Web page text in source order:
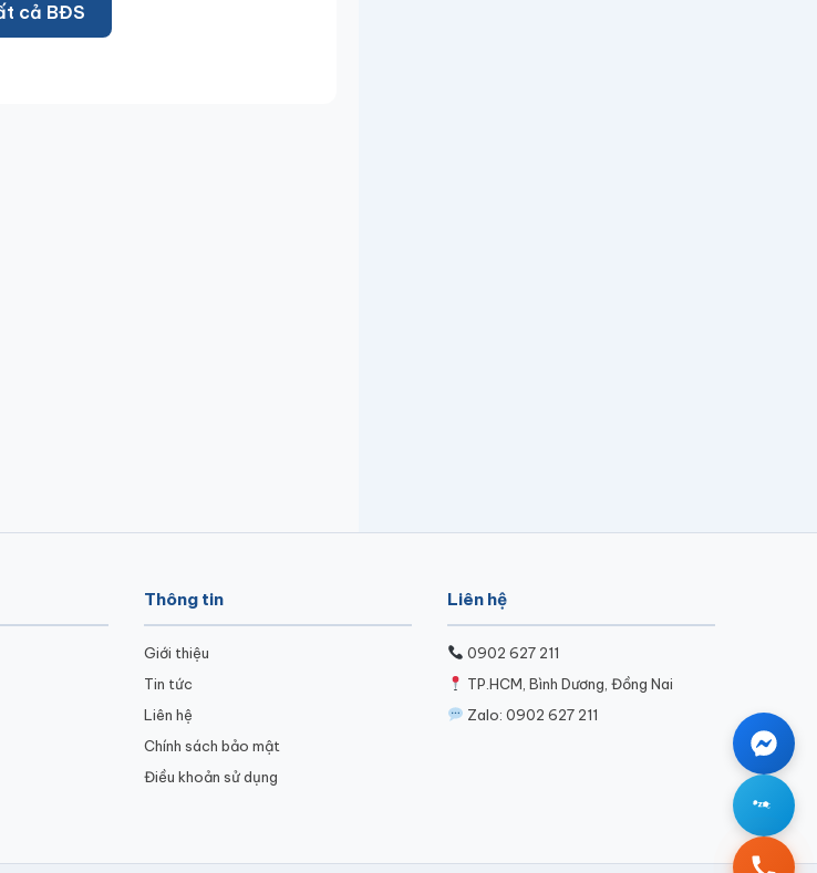
cả BĐS
Thông tin
Giới thiệu
Tin tức
Liên hệ
Chính sách bảo mật
Điều khoản sử dụng
Liên hệ
0902 627 211
TP.HCM, Bình Dương, Đồng Nai
Zalo: 0902 627 211